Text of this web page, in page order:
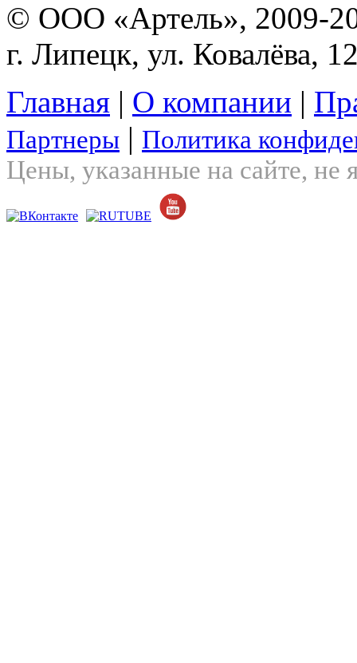
© ООО «Артель», 2009-
г. Липецк, ул. Ковалёва,
Главная | О компании |
Партнеры | Политика
Цены, указанные на сайте, не